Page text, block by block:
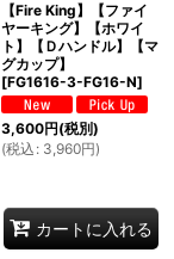
【Fire King】【ファイ
ヤーキング】【ホワイ
ト】【Ｄハンドル】【マ
グカップ】
[FG1616-3-FG16-N]
3,600円(税別)
(税込 : 3,960円)
カートに入れる